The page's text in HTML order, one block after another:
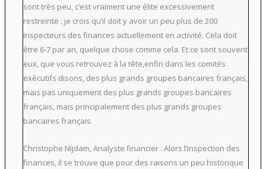
sont très peu, c’est vraiment une élite excessivement
restreinte : je crois qu’il doit y avoir un peu plus de 200
inspecteurs des finances actuellement en activité. Cela doit
être 6-7 par an, quelque chose comme cela. Et ce sont souvent
eux, que vous retrouvez à la tête,enfin dans les comités
exécutifs disons, des plus grands groupes bancaires français,
mais pas uniquement des plus grands groupes bancaires
français, mais principalement des plus grands groupes
bancaires français.
Christophe Nijdam, Analyste financier : Alors l’inspection des
finances, il se trouve que pour des raisons un peu historique